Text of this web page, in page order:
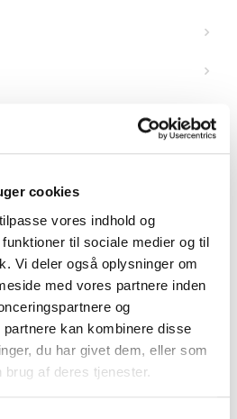
cookies
vores indhold og
til sociale medier og til
Vi deler også oplysninger om
med vores partnere inden
og
kan kombinere disse
du har givet dem, eller som
af deres tjenester.